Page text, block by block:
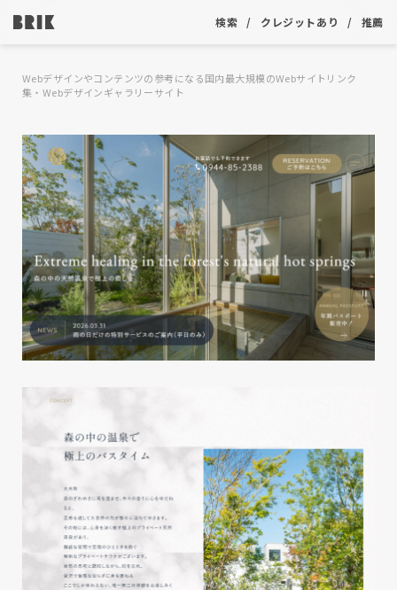
検索 クレジットあり 推薦
Webデザインやコンテンツの参考になる国内最大規模のWebサイトリンク
集・Webデザインギャラリーサイト